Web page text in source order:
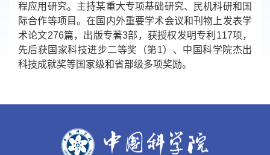
程应用研究。主持某重大专项基础研究、民机科研和国
际合作等项目。在国内外重要学术会议和刊物上发表学
术论文276篇，出版专著3部，获授权发明专利117项，
先后获国家科技进步二等奖（第1）、中国科学院杰出
科技成就奖等国家级和省部级多项奖励。